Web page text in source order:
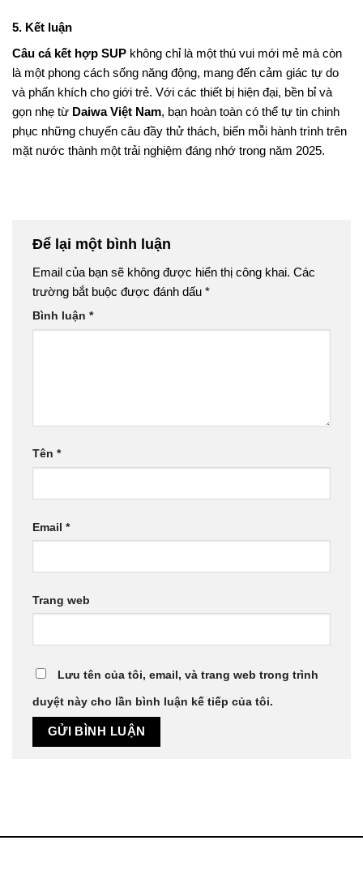
5. Kết luận
Câu cá kết hợp SUP không chỉ là một thú vui mới mẻ mà còn
là một phong cách sống năng động, mang đến cảm giác tự do
và phấn khích cho giới trẻ. Với các thiết bị hiện đại, bền bỉ và
gọn nhẹ từ Daiwa Việt Nam, bạn hoàn toàn có thể tự tin chinh
phục những chuyến câu đầy thử thách, biến mỗi hành trình trên
mặt nước thành một trải nghiệm đáng nhớ trong năm 2025.
Để lại một bình luận
Email của bạn sẽ không được hiển thị công khai. Các
trường bắt buộc được đánh dấu *
Bình luận *
Tên *
Email *
Trang web
Lưu tên của tôi, email, và trang web trong trình
duyệt này cho lần bình luận kế tiếp của tôi.